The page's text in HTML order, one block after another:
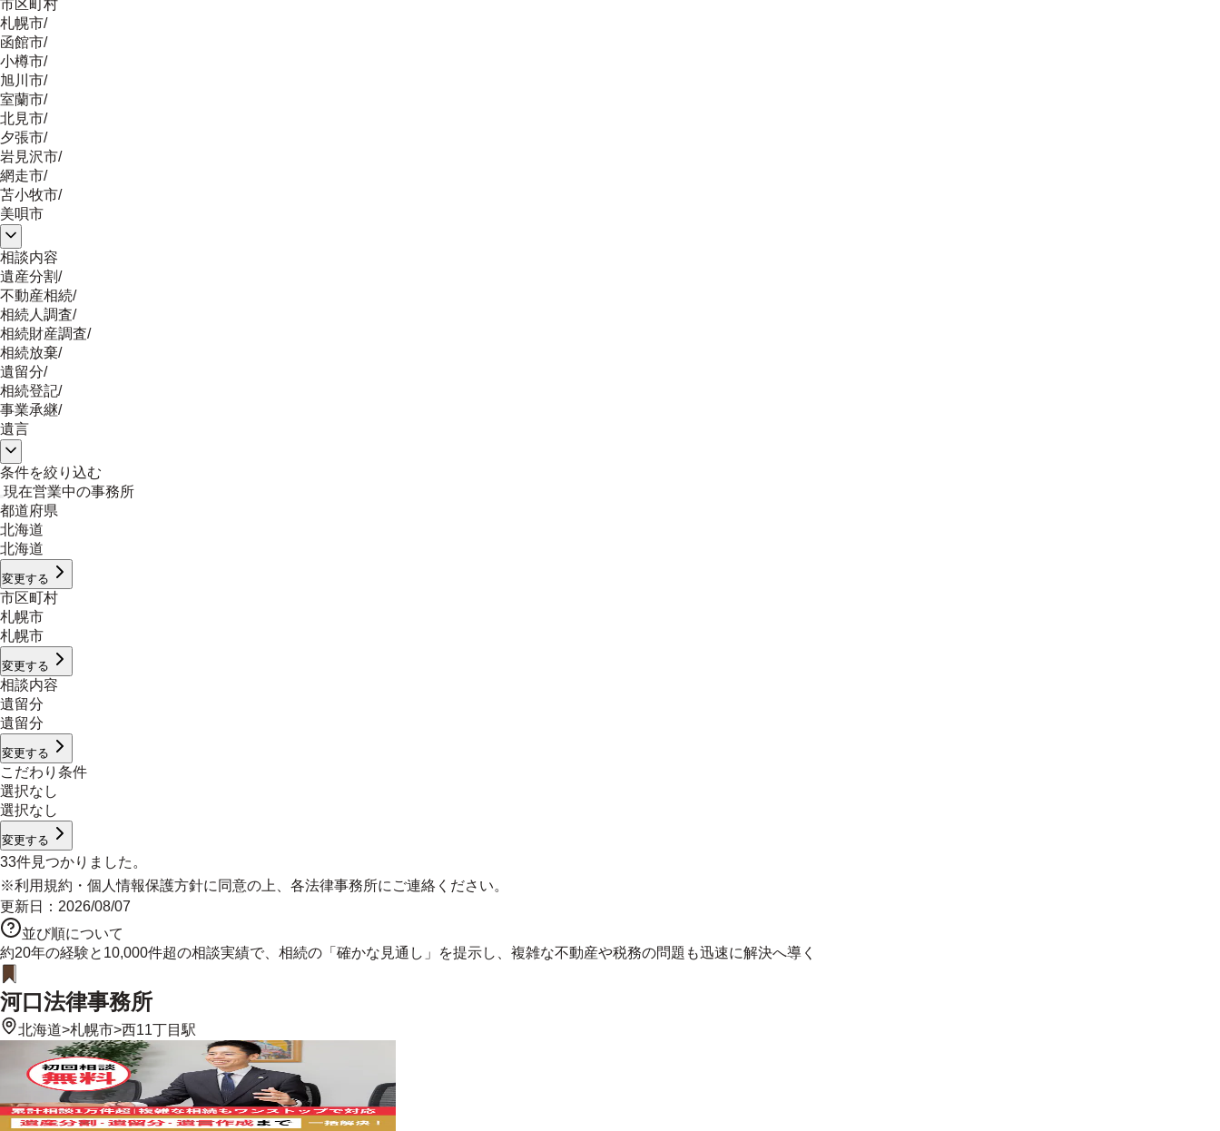
市区町村
札幌市/
函館市/
小樽市/
旭川市/
室蘭市/
北見市/
夕張市/
岩見沢市/
網走市/
苫小牧市/
美唄市
相談内容
遺産分割/
不動産相続/
相続人調査/
相続財産調査/
相続放棄/
遺留分/
相続登記/
事業承継/
遺言
条件を絞り込む
現在営業中の事務所
都道府県
北海道
北海道
変更する
市区町村
札幌市
札幌市
変更する
相談内容
遺留分
遺留分
変更する
こだわり条件
選択なし
選択なし
変更する
33件見つかりました。
※利用規約 ・ 個人情報保護方針に同意の上、各法律事務所にご連絡ください。
更新日： 2026/08/07
並び順について
約20年の経験と10,000件超の相談実績で、相続の「確かな見通し」を提示し、複雑な不動産や税務の問題も迅速に解決へ導く
河口法律事務所
北海道>札幌市>西11丁目駅